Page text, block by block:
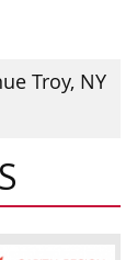
Troy, NY